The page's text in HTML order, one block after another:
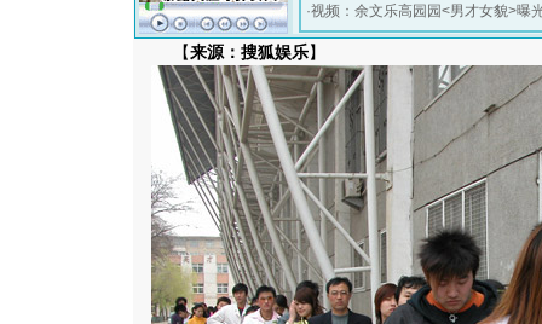
·视频：余文乐高园园<男才女貌>曝
【来源：搜狐娱乐】